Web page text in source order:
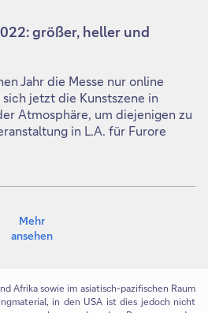
größer, heller und
Jahr die Messe nur online
jetzt die Kunstszene in
Atmosphäre, um diejenigen zu
in L.A. für Furore
Mehr
ansehen
Afrika sowie im asiatisch-pazifischen Raum
in den USA ist dies jedoch nicht